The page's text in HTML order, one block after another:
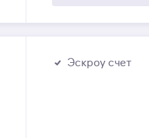
Эскроу счет